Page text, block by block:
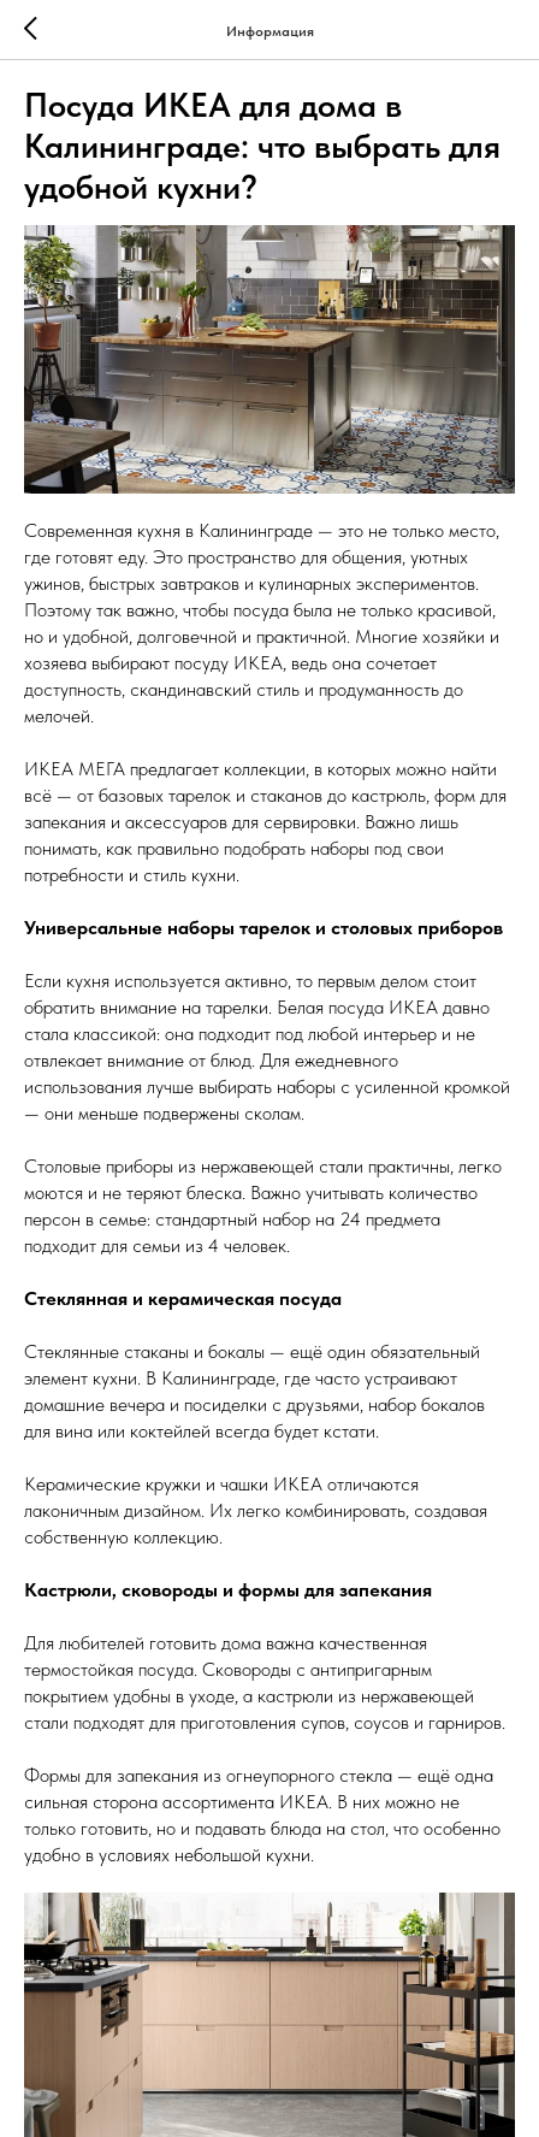
Информация
Посуда ИКЕА для дома в
Калининграде: что выбрать для
удобной кухни?
Современная кухня в Калининграде — это не только место,
где готовят еду. Это пространство для общения, уютных
ужинов, быстрых завтраков и кулинарных экспериментов.
Поэтому так важно, чтобы посуда была не только красивой,
но и удобной, долговечной и практичной. Многие хозяйки и
хозяева выбирают посуду ИКЕА, ведь она сочетает
доступность, скандинавский стиль и продуманность до
мелочей.
ИКЕА МЕГА предлагает коллекции, в которых можно найти
всё — от базовых тарелок и стаканов до кастрюль, форм для
запекания и аксессуаров для сервировки. Важно лишь
понимать, как правильно подобрать наборы под свои
потребности и стиль кухни.
Универсальные наборы тарелок и столовых приборов
Если кухня используется активно, то первым делом стоит
обратить внимание на тарелки. Белая посуда ИКЕА давно
стала классикой: она подходит под любой интерьер и не
отвлекает внимание от блюд. Для ежедневного
использования лучше выбирать наборы с усиленной кромкой
— они меньше подвержены сколам.
Столовые приборы из нержавеющей стали практичны, легко
моются и не теряют блеска. Важно учитывать количество
персон в семье: стандартный набор на 24 предмета
подходит для семьи из 4 человек.
Стеклянная и керамическая посуда
Стеклянные стаканы и бокалы — ещё один обязательный
элемент кухни. В Калининграде, где часто устраивают
домашние вечера и посиделки с друзьями, набор бокалов
для вина или коктейлей всегда будет кстати.
Керамические кружки и чашки ИКЕА отличаются
лаконичным дизайном. Их легко комбинировать, создавая
собственную коллекцию.
Кастрюли, сковороды и формы для запекания
Для любителей готовить дома важна качественная
термостойкая посуда. Сковороды с антипригарным
покрытием удобны в уходе, а кастрюли из нержавеющей
стали подходят для приготовления супов, соусов и гарниров.
Формы для запекания из огнеупорного стекла — ещё одна
сильная сторона ассортимента ИКЕА. В них можно не
только готовить, но и подавать блюда на стол, что особенно
удобно в условиях небольшой кухни.